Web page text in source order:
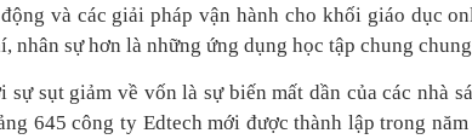
và các giải pháp vận hành cho khối giáo dục
nhân sự hơn là những ứng dụng học tập chung
sụt giảm về vốn là sự biến mất dần của các nhà
645 công ty Edtech mới được thành lập trong